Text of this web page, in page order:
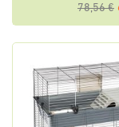
78,56 €